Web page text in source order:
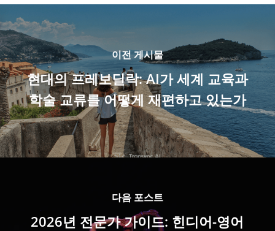
이전 게시물
현대의 프레보딜락: AI가 세계 교육과
학술 교류를 어떻게 재편하고 있는가
다음 포스트
2026년 전문가 가이드: 힌디어-영어